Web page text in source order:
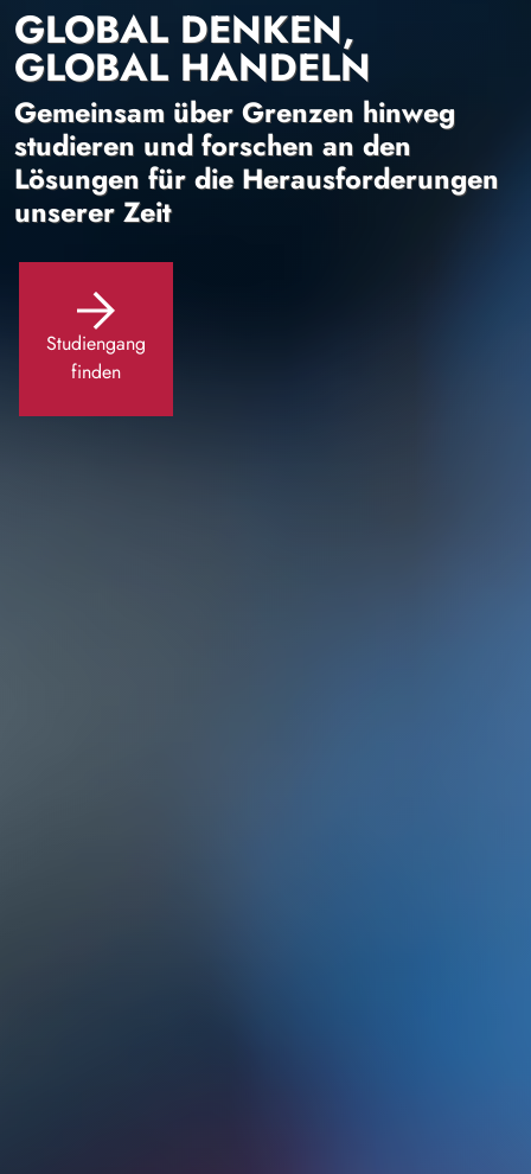
GLOBAL DENKEN,
GLOBAL HANDELN
Gemeinsam über Grenzen hinweg
studieren und forschen an den
Lösungen für die Herausforderungen
unserer Zeit
Studiengang
finden